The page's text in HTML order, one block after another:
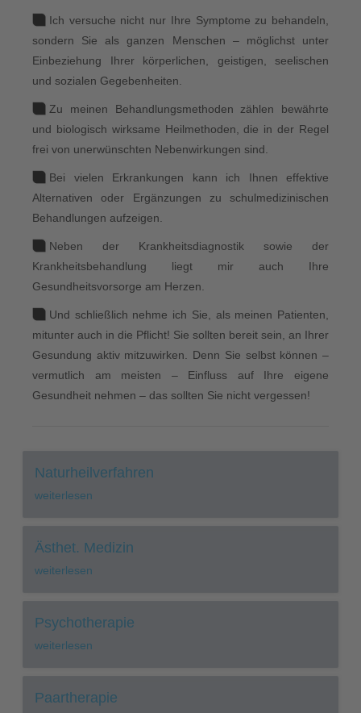
Ich versuche nicht nur Ihre Symptome zu behandeln,
sondern Sie als ganzen Menschen – möglichst unter
Einbeziehung Ihrer körperlichen, geistigen, seelischen
und sozialen Gegebenheiten.
Zu meinen Behandlungsmethoden zählen bewährte
und biologisch wirksame Heilmethoden, die in der Regel
frei von unerwünschten Nebenwirkungen sind.
Bei vielen Erkrankungen kann ich Ihnen effektive
Alternativen oder Ergänzungen zu schulmedizinischen
Behandlungen aufzeigen.
Neben der Krankheitsdiagnostik sowie der
Krankheitsbehandlung liegt mir auch Ihre
Gesundheitsvorsorge am Herzen.
Und schließlich nehme ich Sie, als meinen Patienten,
mitunter auch in die Pflicht! Sie sollten bereit sein, an Ihrer
Gesundung aktiv mitzuwirken. Denn Sie selbst können –
vermutlich am meisten – Einfluss auf Ihre eigene
Gesundheit nehmen – das sollten Sie nicht vergessen!
Naturheilverfahren
weiterlesen
Ästhet. Medizin
weiterlesen
Psychotherapie
weiterlesen
Paartherapie